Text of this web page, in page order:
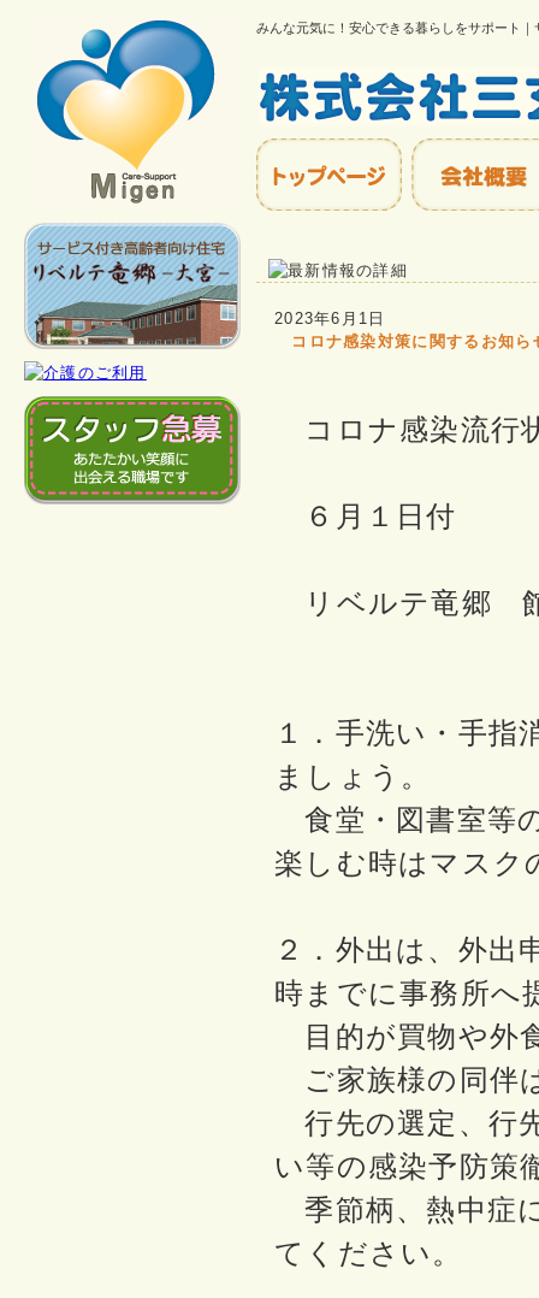
みんな元気に！安心できる暮らしをサポート
2023年6月1日
コロナ感染対策に関するお知ら
コロナ感染流行
６月１日付
リベルテ竜郷
１．手洗い・手指
ましょう。
食堂・図書室等
楽しむ時はマスク
２．外出は、外出
時までに事務所へ
目的が買物や外
ご家族様の同伴
行先の選定、行
い等の感染予防策
季節柄、熱中症
てください。